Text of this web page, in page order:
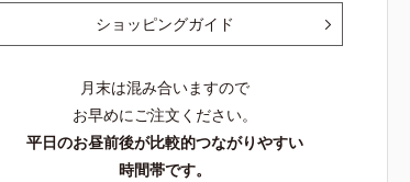
ショッピングガイド
月末は混み合いますので
お早めにご注文ください。
平日のお昼前後が比較的つながりやすい
時間帯です。